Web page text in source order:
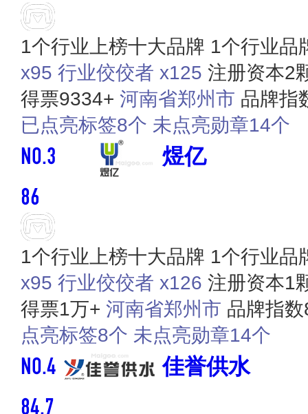
1个行业上榜十大品牌 1个行业品
x95 行业佼佼者 x125 注册资本2
得票9334+ 河南省郑州市 品牌指
已点亮标签8个 未点亮勋章14个
NO.3 煜亿
86
1个行业上榜十大品牌 1个行业品
x95 行业佼佼者 x126 注册资本1
得票1万+ 河南省郑州市 品牌指
点亮标签8个 未点亮勋章14个
NO.4 佳誉供水
84.7